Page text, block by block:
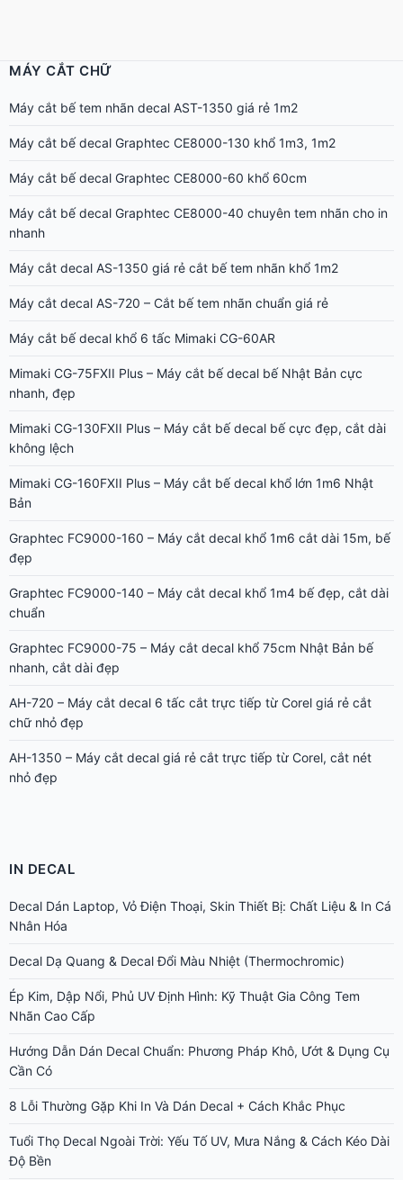
MÁY CẮT CHỮ
Máy cắt bế tem nhãn decal AST-1350 giá rẻ 1m2
Máy cắt bế decal Graphtec CE8000-130 khổ 1m3, 1m2
Máy cắt bế decal Graphtec CE8000-60 khổ 60cm
Máy cắt bế decal Graphtec CE8000-40 chuyên tem nhãn cho in
nhanh
Máy cắt decal AS-1350 giá rẻ cắt bế tem nhãn khổ 1m2
Máy cắt decal AS-720 – Cắt bế tem nhãn chuẩn giá rẻ
Máy cắt bế decal khổ 6 tấc Mimaki CG-60AR
Mimaki CG-75FXII Plus – Máy cắt bế decal bế Nhật Bản cực
nhanh, đẹp
Mimaki CG-130FXII Plus – Máy cắt bế decal bế cực đẹp, cắt dài
không lệch
Mimaki CG-160FXII Plus – Máy cắt bế decal khổ lớn 1m6 Nhật
Bản
Graphtec FC9000-160 – Máy cắt decal khổ 1m6 cắt dài 15m, bế
đẹp
Graphtec FC9000-140 – Máy cắt decal khổ 1m4 bế đẹp, cắt dài
chuẩn
Graphtec FC9000-75 – Máy cắt decal khổ 75cm Nhật Bản bế
nhanh, cắt dài đẹp
AH-720 – Máy cắt decal 6 tấc cắt trực tiếp từ Corel giá rẻ cắt
chữ nhỏ đẹp
AH-1350 – Máy cắt decal giá rẻ cắt trực tiếp từ Corel, cắt nét
nhỏ đẹp
IN DECAL
Decal Dán Laptop, Vỏ Điện Thoại, Skin Thiết Bị: Chất Liệu & In Cá
Nhân Hóa
Decal Dạ Quang & Decal Đổi Màu Nhiệt (Thermochromic)
Ép Kim, Dập Nổi, Phủ UV Định Hình: Kỹ Thuật Gia Công Tem
Nhãn Cao Cấp
Hướng Dẫn Dán Decal Chuẩn: Phương Pháp Khô, Ướt & Dụng Cụ
Cần Có
8 Lỗi Thường Gặp Khi In Và Dán Decal + Cách Khắc Phục
Tuổi Thọ Decal Ngoài Trời: Yếu Tố UV, Mưa Nắng & Cách Kéo Dài
Độ Bền